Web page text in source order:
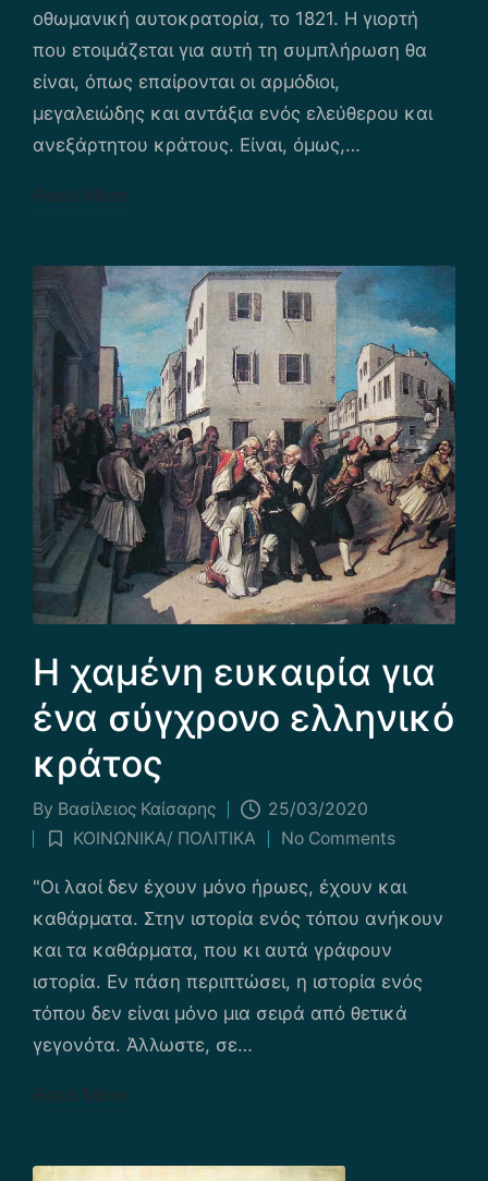
οθωμανική αυτοκρατορία, το 1821. Η γιορτή
που ετοιμάζεται για αυτή τη συμπλήρωση θα
είναι, όπως επαίρονται οι αρμόδιοι,
μεγαλειώδης και αντάξια ενός ελεύθερου και
ανεξάρτητου κράτους. Είναι, όμως,…
Read More
Η χαμένη ευκαιρία για
ένα σύγχρονο ελληνικό
κράτος
Posted
by
By Βασίλειος Καίσαρης 25/03/2020
Posted
in
ΚΟΙΝΩΝΙΚΑ/ ΠΟΛΙΤΙΚΑ No Comments
"Οι λαοί δεν έχουν μόνο ήρωες, έχουν και
καθάρματα. Στην ιστορία ενός τόπου ανήκουν
και τα καθάρματα, που κι αυτά γράφουν
ιστορία. Εν πάση περιπτώσει, η ιστορία ενός
τόπου δεν είναι μόνο μια σειρά από θετικά
γεγονότα. Άλλωστε, σε…
Read More